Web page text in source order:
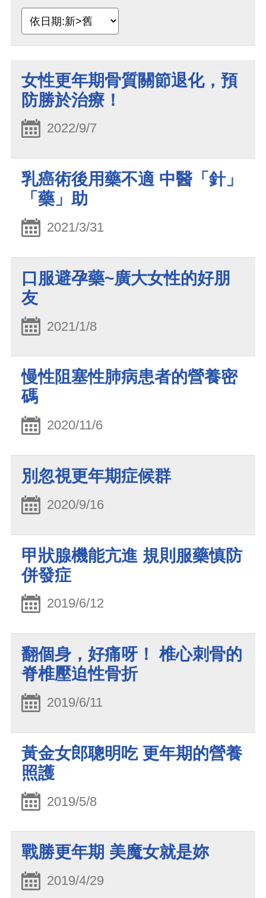
女性更年期骨質關節退化，預
防勝於治療！
2022/9/7
乳癌術後用藥不適 中醫「針」
「藥」助
2021/3/31
口服避孕藥~廣大女性的好朋
友
2021/1/8
慢性阻塞性肺病患者的營養密
碼
2020/11/6
別忽視更年期症候群
2020/9/16
甲狀腺機能亢進 規則服藥慎防
併發症
2019/6/12
翻個身，好痛呀！ 椎心刺骨的
脊椎壓迫性骨折
2019/6/11
黃金女郎聰明吃 更年期的營養
照護
2019/5/8
戰勝更年期 美魔女就是妳
2019/4/29